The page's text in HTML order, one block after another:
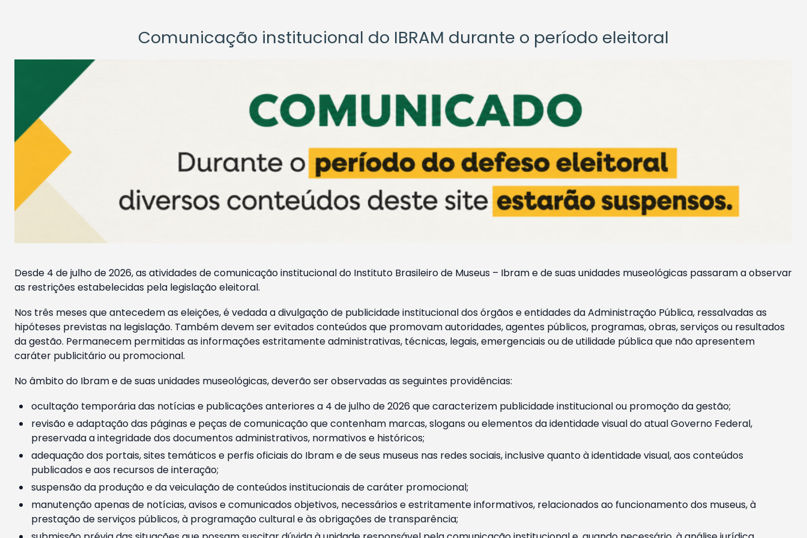
Comunicação institucional do IBRAM durante o período eleitoral
Desde 4 de julho de 2026, as atividades de comunicação institucional do Instituto Brasileiro de Museus – Ibram e de suas unidades museológicas passaram a observar
as restrições estabelecidas pela legislação eleitoral.
Nos três meses que antecedem as eleições, é vedada a divulgação de publicidade institucional dos órgãos e entidades da Administração Pública, ressalvadas as
hipóteses previstas na legislação. Também devem ser evitados conteúdos que promovam autoridades, agentes públicos, programas, obras, serviços ou resultados
da gestão. Permanecem permitidas as informações estritamente administrativas, técnicas, legais, emergenciais ou de utilidade pública que não apresentem
caráter publicitário ou promocional.
No âmbito do Ibram e de suas unidades museológicas, deverão ser observadas as seguintes providências:
ocultação temporária das notícias e publicações anteriores a 4 de julho de 2026 que caracterizem publicidade institucional ou promoção da gestão;
revisão e adaptação das páginas e peças de comunicação que contenham marcas, slogans ou elementos da identidade visual do atual Governo Federal,
preservada a integridade dos documentos administrativos, normativos e históricos;
adequação dos portais, sites temáticos e perfis oficiais do Ibram e de seus museus nas redes sociais, inclusive quanto à identidade visual, aos conteúdos
publicados e aos recursos de interação;
suspensão da produção e da veiculação de conteúdos institucionais de caráter promocional;
manutenção apenas de notícias, avisos e comunicados objetivos, necessários e estritamente informativos, relacionados ao funcionamento dos museus, à
prestação de serviços públicos, à programação cultural e às obrigações de transparência;